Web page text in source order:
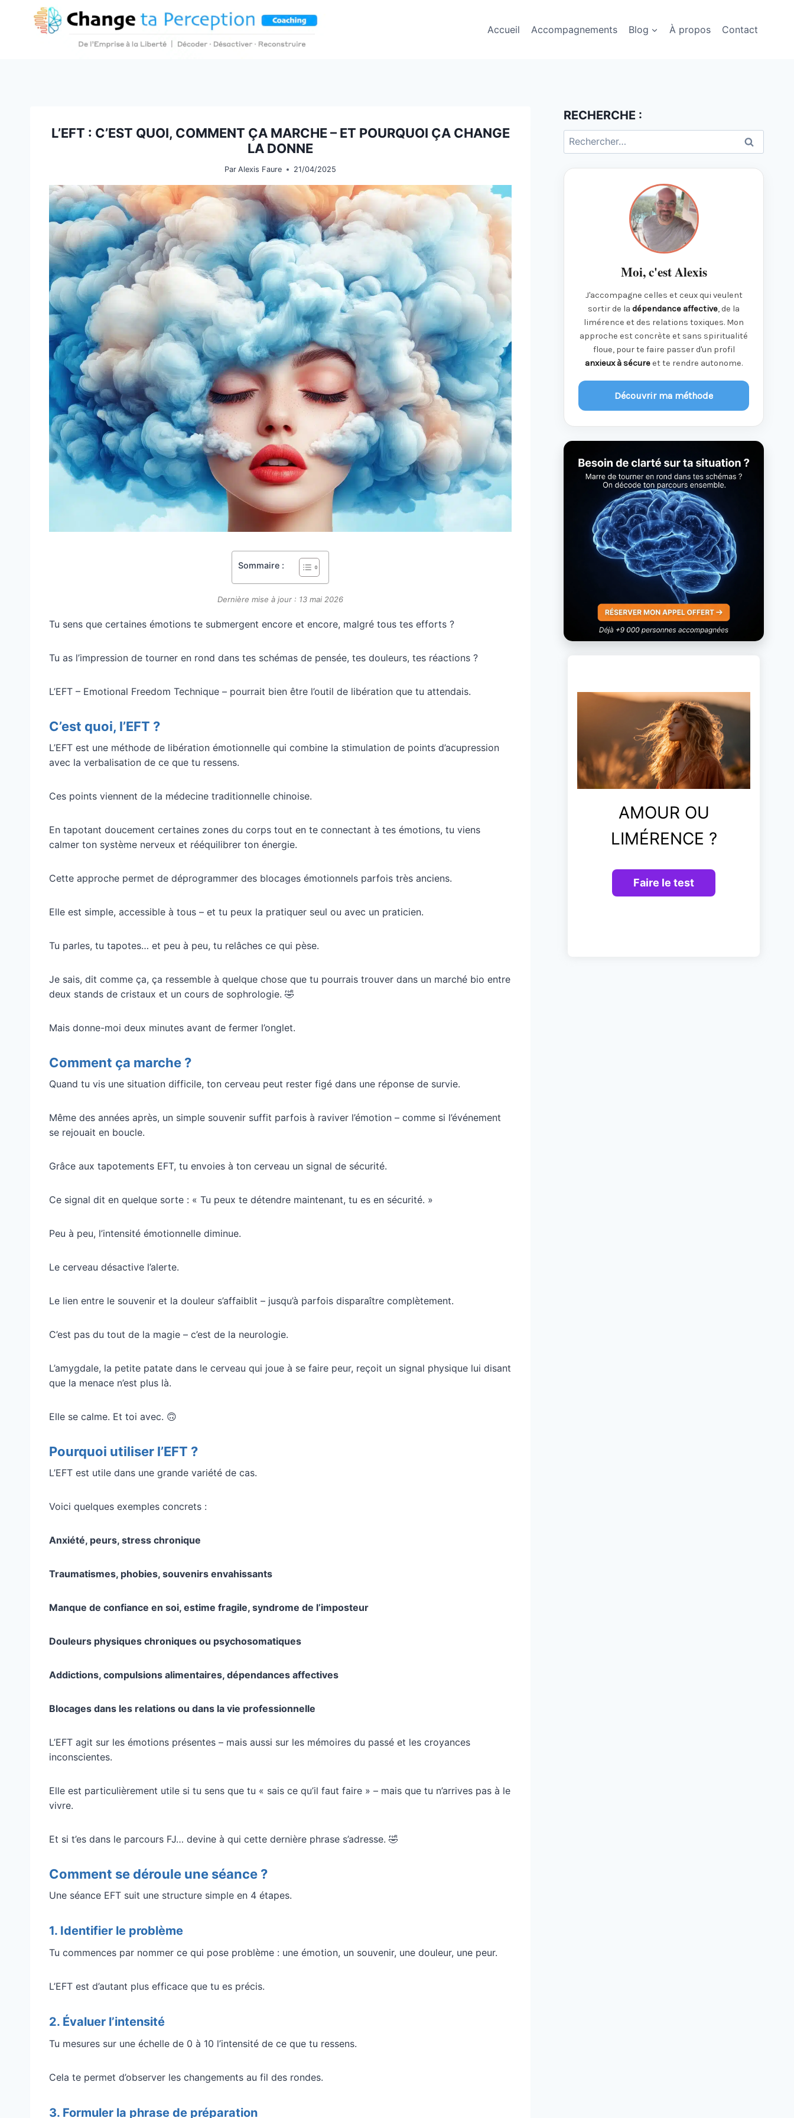
Accueil Accompagnements Blog À propos Contact
L’EFT : C’EST QUOI, COMMENT ÇA MARCHE – ET POURQUOI ÇA CHANGE
LA DONNE
Par Alexis Faure 21/04/2025
Sommaire :
Dernière mise à jour : 13 mai 2026
Tu sens que certaines émotions te submergent encore et encore, malgré tous tes efforts ?
Tu as l’impression de tourner en rond dans tes schémas de pensée, tes douleurs, tes réactions ?
L’EFT – Emotional Freedom Technique – pourrait bien être l’outil de libération que tu attendais.
C’est quoi, l’EFT ?
L’EFT est une méthode de libération émotionnelle qui combine la stimulation de points d’acupression
avec la verbalisation de ce que tu ressens.
Ces points viennent de la médecine traditionnelle chinoise.
En tapotant doucement certaines zones du corps tout en te connectant à tes émotions, tu viens
calmer ton système nerveux et rééquilibrer ton énergie.
Cette approche permet de déprogrammer des blocages émotionnels parfois très anciens.
Elle est simple, accessible à tous – et tu peux la pratiquer seul ou avec un praticien.
Tu parles, tu tapotes… et peu à peu, tu relâches ce qui pèse.
Je sais, dit comme ça, ça ressemble à quelque chose que tu pourrais trouver dans un marché bio entre
deux stands de cristaux et un cours de sophrologie. 🤣
Mais donne-moi deux minutes avant de fermer l’onglet.
Comment ça marche ?
Quand tu vis une situation difficile, ton cerveau peut rester figé dans une réponse de survie.
Même des années après, un simple souvenir suffit parfois à raviver l’émotion – comme si l’événement
se rejouait en boucle.
Grâce aux tapotements EFT, tu envoies à ton cerveau un signal de sécurité.
Ce signal dit en quelque sorte : « Tu peux te détendre maintenant, tu es en sécurité. »
Peu à peu, l’intensité émotionnelle diminue.
Le cerveau désactive l’alerte.
Le lien entre le souvenir et la douleur s’affaiblit – jusqu’à parfois disparaître complètement.
C’est pas du tout de la magie – c’est de la neurologie.
L’amygdale, la petite patate dans le cerveau qui joue à se faire peur, reçoit un signal physique lui disant
que la menace n’est plus là.
Elle se calme. Et toi avec. 🙃
Pourquoi utiliser l’EFT ?
L’EFT est utile dans une grande variété de cas.
Voici quelques exemples concrets :
Anxiété, peurs, stress chronique
Traumatismes, phobies, souvenirs envahissants
Manque de confiance en soi, estime fragile, syndrome de l’imposteur
Douleurs physiques chroniques ou psychosomatiques
Addictions, compulsions alimentaires, dépendances affectives
Blocages dans les relations ou dans la vie professionnelle
L’EFT agit sur les émotions présentes – mais aussi sur les mémoires du passé et les croyances
inconscientes.
Elle est particulièrement utile si tu sens que tu « sais ce qu’il faut faire » – mais que tu n’arrives pas à le
vivre.
Et si t’es dans le parcours FJ… devine à qui cette dernière phrase s’adresse. 🤣
Comment se déroule une séance ?
Une séance EFT suit une structure simple en 4 étapes.
1. Identifier le problème
Tu commences par nommer ce qui pose problème : une émotion, un souvenir, une douleur, une peur.
L’EFT est d’autant plus efficace que tu es précis.
2. Évaluer l’intensité
Tu mesures sur une échelle de 0 à 10 l’intensité de ce que tu ressens.
Cela te permet d’observer les changements au fil des rondes.
3. Formuler la phrase de préparation
RECHERCHE :
Rechercher :
Moi, c'est Alexis
J'accompagne celles et ceux qui veulent
sortir de ladépendance affective, de la
limérence et des relations toxiques. Mon
approche est concrète et sans spiritualité
floue, pour te faire passer d'un profil
anxieux à sécureet te rendre autonome.
Découvrir ma méthode
AMOUR OU
LIMÉRENCE ?